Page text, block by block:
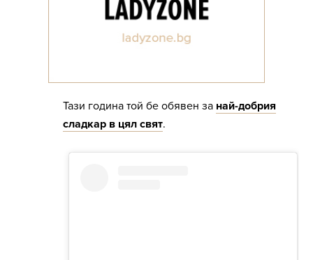
Тази година той бе обявен за най-добрия
сладкар в цял свят.